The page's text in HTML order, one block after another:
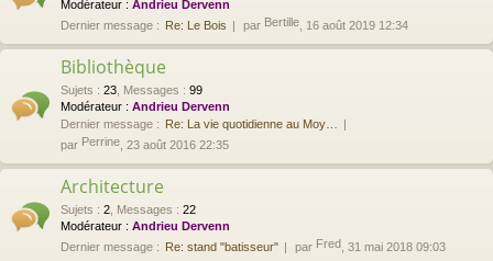
Modérateur : Andrieu Dervenn
Dernier message : Re: Le Bois par Bertille , 16 août 2019 12:34
Bibliothèque
Sujets : 23 Messages : 99
Modérateur : Andrieu Dervenn
Dernier message : Re: La vie quotidienne au Moy…
par Perrine , 23 août 2016 22:35
Architecture
Sujets : 2 Messages : 22
Modérateur : Andrieu Dervenn
Dernier message : Re: stand "batisseur" par Fred , 31 mai 2018 09:03